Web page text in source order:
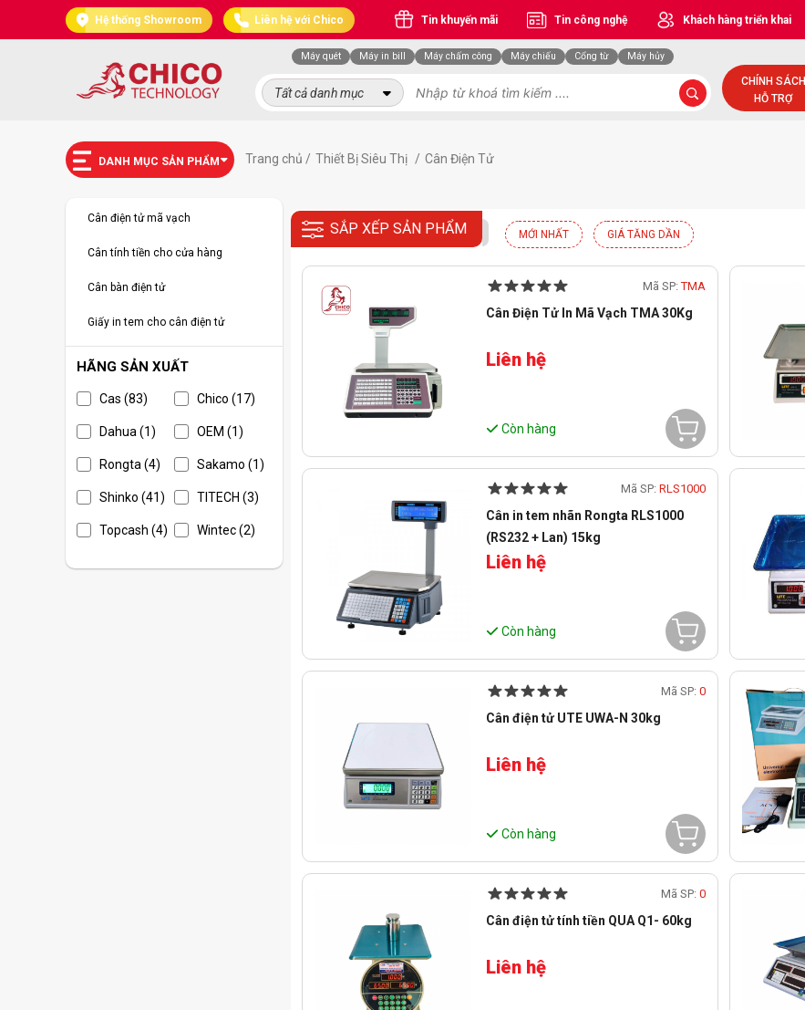
Hệ thống Showroom Liên hệ với Chico Tin khuyến mãi Tin công nghệ Khách hàng triển khai
Máy quét Máy in bill Máy chấm công Máy chiếu Cổng từ Máy hủy
Tất cả danh mục
CHÍNH SÁCH
HỖ TRỢ
DANH MỤC SẢN PHẨM Trang chủ / Thiết Bị Siêu Thị / Cân Điện Tử
Cân điện tử mã vạch
Cân tính tiền cho cửa hàng
Cân bàn điện tử
Giấy in tem cho cân điện tử
HÃNG SẢN XUẤT
Cas (83) Chico (17)
Dahua (1) OEM (1)
Rongta (4) Sakamo (1)
Shinko (41) TITECH (3)
Topcash (4) Wintec (2)
SẮP XẾP SẢN PHẨM MỚI NHẤT GIÁ TĂNG DẦN
Mã SP:TMA
Cân Điện Tử In Mã Vạch TMA 30Kg
Liên hệ
Còn hàng
Mã SP: RLS1000
Cân in tem nhãn Rongta RLS1000
(RS232 + Lan) 15kg
Liên hệ
Còn hàng
Mã SP: 0
Cân điện tử UTE UWA-N 30kg
Liên hệ
Còn hàng
Mã SP: 0
Cân điện tử tính tiền QUA Q1- 60kg
Liên hệ